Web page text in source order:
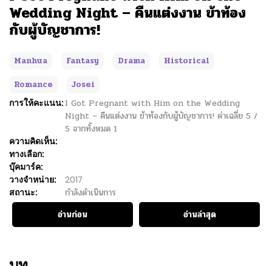
Wedding Night – คืนแต่งงาน ข้าท้อง
กับผู้บัญชาการ!
Manhua Fantasy Drama
Historical
Romance
Josei
การให้คะแนน: I Got Pregnant with Him on the Wedding
Night – คืนแต่งงาน ข้าท้องกับผู้บัญชาการ! ค่าเฉลี่ย 5 /
5 จากทั้งหมด 1
ความคิดเห็น:
ทางเลือก:
บุ๊คมาร์ค:
วางจำหน่าย:
2017
สถานะ:
กำลังดำเนินการ
อ่านก่อน
อ่านล่าสุด